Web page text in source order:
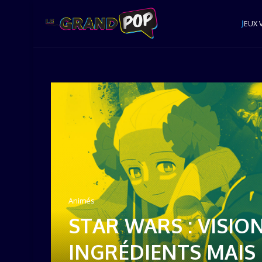
JEUX
Animés
STAR WARS :
INGRÉDIENTS MAIS